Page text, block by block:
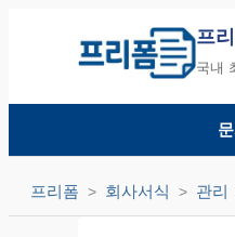
프
국내
프리폼 회사서식 관리